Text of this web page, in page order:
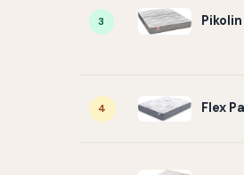
3
4 Flex